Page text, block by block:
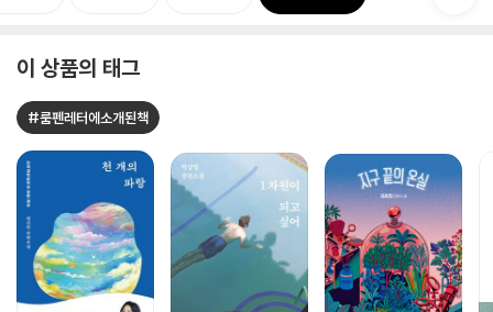
이 상품의 태그
#룸펜레터에소개된책